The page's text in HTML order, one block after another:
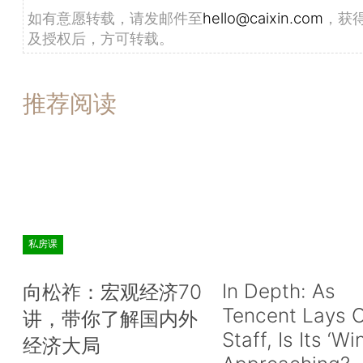
如有意愿转载，请发邮件至hello@caixin.com ，获
及授权后，方可转载。
推荐阅读
私房课
向松祚：宏观经济70
讲，带你了解国内外
经济大局
In Depth: As
Tencent Lays
Staff, Is Its